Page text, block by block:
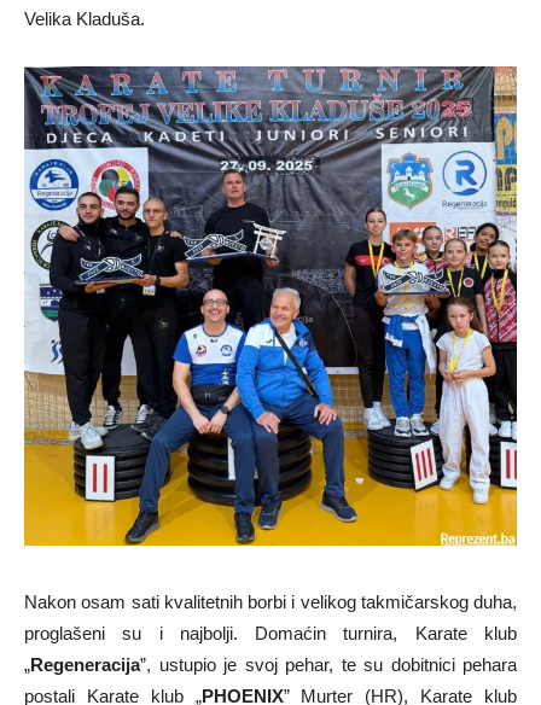
Velika Kladuša.
Nakon osam sati kvalitetnih borbi i velikog takmičarskog duha,
proglašeni su i najbolji. Domaćin turnira, Karate klub
„Regeneracija”, ustupio je svoj pehar, te su dobitnici pehara
postali Karate klub „PHOENIX” Murter (HR), Karate klub